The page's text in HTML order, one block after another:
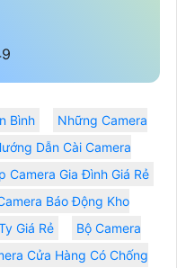
Bình
Những Camera
Dẫn Cài Camera
Camera Gia Đình Giá Rẻ
Báo Động Kho
Giá Rẻ
Bộ Camera
Cửa Hàng Có Chống